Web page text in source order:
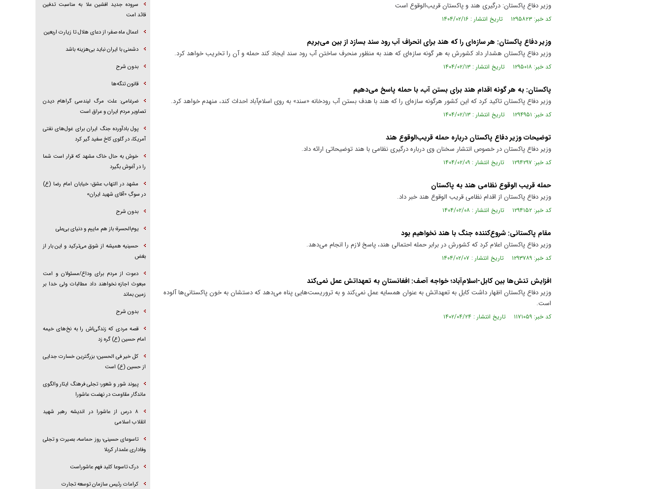
وزیر دفاع پاکستان: درگیری هند و پاکستان قریب‌الوقوع است
کد خبر: ۱۲۹۵۸۲۳ تاریخ انتشار : ۱۴۰۴/۰۲/۱۶
وزیر دفاع پاکستان: هر سازه‌ای را که هند برای انحراف آب رود سند بسازد از بین می‌بریم
وزیر دفاع پاکستان هشدار داد کشورش به هر گونه سازه‌ای که هند به منظور منحرف ساختن آب رود سند ایجاد کند حمله و آن را تخریب خواهد کرد.
کد خبر: ۱۲۹۵۰۱۸ تاریخ انتشار : ۱۴۰۴/۰۲/۱۳
پاکستان: به هر گونه اقدام هند برای بستن آب، با حمله پاسخ می‌دهیم
وزیر دفاع پاکستان تاکید کرد که این کشور هرگونه سازه‌ای را که هند با هدف بستن آب رودخانه «سند» به روی اسلام‌آباد احداث کند، منهدم خواهد کرد.
کد خبر: ۱۲۹۴۹۵۱ تاریخ انتشار : ۱۴۰۴/۰۲/۱۳
توضیحات وزیر دفاع پاکستان درباره حمله قریب‌الوقوع هند
وزیر دفاع پاکستان در خصوص انتشار سخنان وی درباره درگیری نظامی با هند توضیحاتی ارائه داد.
کد خبر: ۱۲۹۴۲۹۷ تاریخ انتشار : ۱۴۰۴/۰۲/۰۹
حمله قریب الوقوع نظامی هند به پاکستان
وزیر دفاع پاکستان از اقدام نظامی قریب الوقوع هند خبر داد.
کد خبر: ۱۲۹۴۱۵۲ تاریخ انتشار : ۱۴۰۴/۰۲/۰۸
مقام پاکستانی: شروع‌کننده جنگ با هند نخواهیم بود
وزیر دفاع پاکستان اعلام کرد که کشورش در برابر حمله احتمالی هند، پاسخ لازم را انجام می‌دهد.
کد خبر: ۱۲۹۳۷۸۹ تاریخ انتشار : ۱۴۰۴/۰۲/۰۷
افزایش تنش‌ها بین کابل-اسلام‌آباد؛ خواجه آصف: افغانستان به تعهداتش عمل نمی‌کند
وزیر دفاع پاکستان اظهار داشت کابل به تعهداتش به عنوان همسایه عمل نمی‌کند و به تروریست‌هایی پناه می‌دهد که دستشان به خون پاکستانی‌ها آلوده
است.
کد خبر: ۱۱۷۱۰۵۹ تاریخ انتشار : ۱۴۰۲/۰۴/۲۴
سروده جدید افشین علا به مناسبت تدفین
قائد امت
اعمال ماه صفر؛ از دعای هلال تا زیارت اربعین
دشمنی با ایران نباید بی‌هزینه باشد
بدون شرح
قانون تنگه‌ها
ضرغامی: علت مرگ لیندسی گراهام دیدن
تصاویر مردم ایران و عراق است
پول بادآورده جنگ ایران برای غول‌های نفتی
آمریکا، در گلوی کاخ سفید گیر کرد
خوش به حال خاک مشهد که قرار است شما
را در آغوش بگیرد
مشهد در التهاب عشق؛ خیابان امام رضا (ع)
در سوگِ «آقای شهید ایران»
بدون شرح
یوم‌الحسرة؛ باز هم ماییم و دنیای بی‌علی
حسینیه همیشه از شوق می‌ترکید و این بار از
بغض
دعوت از مردم برای وداع/مسئولان و امت
مبعوث اجازه نخواهند داد مطالبات ولی خدا بر
زمین بماند
بدون شرح
قصه مردی که زندگی‌اش را به نخ‌های خیمه
امام حسین (ع) گره زد
کل خیر فی الحسین؛ بزرگترین خسارت جدایی
از حسین (ع) است
پیوند شور و شعور؛ تجلی فرهنگ ایثار والگوی
ماندگار مقاومت در نهضت عاشورا
۸ درس از عاشورا در اندیشه رهبر شهید
انقلاب اسلامی
تاسوعای حسینی؛ روز حماسه، بصیرت و تجلی
وفاداری علمدار کربلا
درک تاسوعا کلید فهم عاشوراست
کرامات رئیس سازمان توسعه تجارت